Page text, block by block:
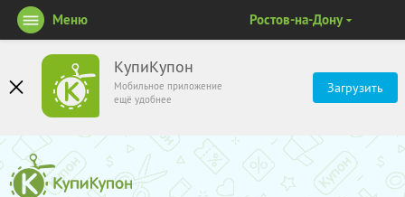
КупиКупон
Мобильное приложение
ещё удобнее
Загрузить
Меню Ростов-на-Дону